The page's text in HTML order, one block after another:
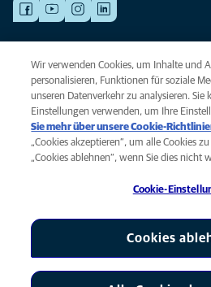
NOTDIENSTE
Finden Sie hier Standorte mit Notfall-
Versorgung verdient.
Privacy
Legal
AniCura ist eine Tochtergesellschaft
Wir verwenden Cookies, um Inhalte und
personalisieren, Funktionen für soziale
unseren Datenverkehr zu analysieren. Sie
Einstellungen verwenden, um Ihre
Sie mehr über unsere Cookie-
„Cookies akzeptieren“, um alle Cookies
„Cookies ablehnen“, wenn Sie dies nicht
Cookie-
Cookies